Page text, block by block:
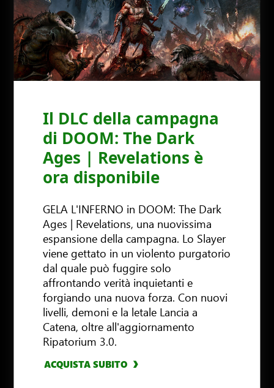
Il DLC della campagna
di DOOM: The Dark
Ages | Revelations è
ora disponibile
GELA L'INFERNO in DOOM: The Dark
Ages | Revelations, una nuovissima
espansione della campagna. Lo Slayer
viene gettato in un violento purgatorio
dal quale può fuggire solo
affrontando verità inquietanti e
forgiando una nuova forza. Con nuovi
livelli, demoni e la letale Lancia a
Catena, oltre all'aggiornamento
Ripatorium 3.0.
ACQUISTA SUBITO